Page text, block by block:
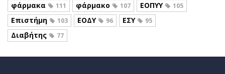
φάρμακα 111 φάρμακο 107 ΕΟΠΥΥ 105
Επιστήμη 103 ΕΟΔΥ 96 ΕΣΥ 95
Διαβήτης 77